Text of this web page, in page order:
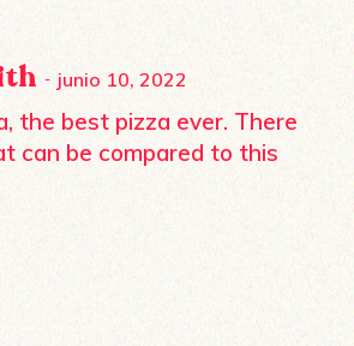
junio 10, 2022
the best pizza ever. There
can be compared to this